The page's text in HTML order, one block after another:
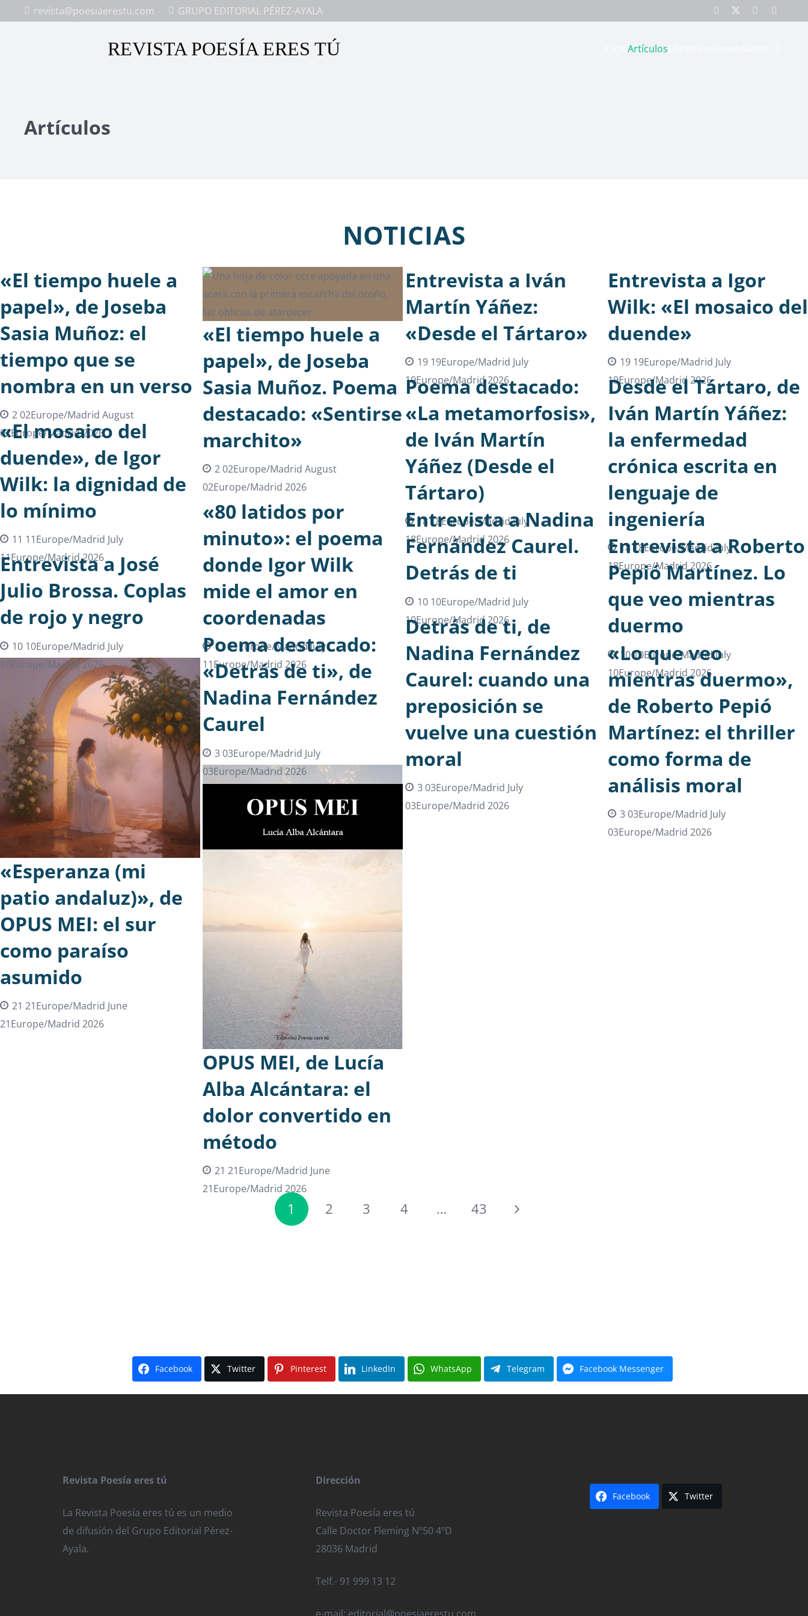
revista@poesiaerestu.com GRUPO EDITORIAL PÉREZ-AYALA
REVISTA POESÍA ERES TÚ Artículos
Artículos
NOTICIAS
«El tiempo huele a
papel», de Joseba
Sasia Muñoz: el
tiempo que se
nombra en un verso
2 02Europe/Madrid August
02Europe/Madrid 2026
«El tiempo huele a
papel», de Joseba
Sasia Muñoz. Poema
destacado: «Sentirse
marchito»
2 02Europe/Madrid August
02Europe/Madrid 2026
Entrevista a Iván
Martín Yáñez:
«Desde el Tártaro»
19 19Europe/Madrid July
19Europe/Madrid 2026
Entrevista a Igor
Wilk: «El mosaico del
duende»
19 19Europe/Madrid July
19Europe/Madrid 2026
Poema destacado:
«La metamorfosis»,
de Iván Martín
Yáñez (Desde el
Tártaro)
18 18Europe/Madrid July
18Europe/Madrid 2026
Desde el Tártaro, de
Iván Martín Yáñez:
la enfermedad
crónica escrita en
lenguaje de
ingeniería
18 18Europe/Madrid July
18Europe/Madrid 2026
«El mosaico del
duende», de Igor
Wilk: la dignidad de
lo mínimo
11 11Europe/Madrid July
11Europe/Madrid 2026
«80 latidos por
minuto»: el poema
donde Igor Wilk
mide el amor en
coordenadas
11 11Europe/Madrid July
11Europe/Madrid 2026
Entrevista a Nadina
Fernández Caurel.
Detrás de ti
10 10Europe/Madrid July
10Europe/Madrid 2026
Entrevista a Roberto
Pepió Martínez. Lo
que veo mientras
duermo
10 10Europe/Madrid July
10Europe/Madrid 2026
Entrevista a José
Julio Brossa. Coplas
de rojo y negro
10 10Europe/Madrid July
10Europe/Madrid 2026
Detrás de ti, de
Nadina Fernández
Caurel: cuando una
preposición se
vuelve una cuestión
moral
3 03Europe/Madrid July
03Europe/Madrid 2026
Poema destacado:
«Detrás de ti», de
Nadina Fernández
Caurel
3 03Europe/Madrid July
03Europe/Madrid 2026
«Lo que veo
mientras duermo»,
de Roberto Pepió
Martínez: el thriller
como forma de
análisis moral
3 03Europe/Madrid July
03Europe/Madrid 2026
«Esperanza (mi
patio andaluz)», de
OPUS MEI: el sur
como paraíso
asumido
21 21Europe/Madrid June
21Europe/Madrid 2026
OPUS MEI, de Lucía
Alba Alcántara: el
dolor convertido en
método
21 21Europe/Madrid June
21Europe/Madrid 2026
1 2 3 4 … 43
Facebook Twitter Pinterest LinkedIn WhatsApp Telegram Facebook Messenger
Revista Poesía eres tú
La Revista Poesía eres tú es un medio
de difusión del Grupo Editorial Pérez-
Ayala.
Dirección
Revista Poesía eres tú
Calle Doctor Fleming Nº50 4ºD
28036 Madrid
Telf.- 91 999 13 12
Facebook Twitter